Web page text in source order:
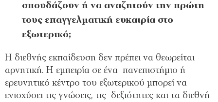
σπουδάζουν ή να αναζητούν την πρώτη
τους επαγγελματική ευκαιρία στο
εξωτερικό;
Η διεθνής εκπαίδευση δεν πρέπει να θεωρείται
αρνητική. Η εμπειρία σε ένα πανεπιστήμιο ή
ερευνητικό κέντρο του εξωτερικού μπορεί να
ενισχύσει τις γνώσεις, τις δεξιότητες και τα διεθνή